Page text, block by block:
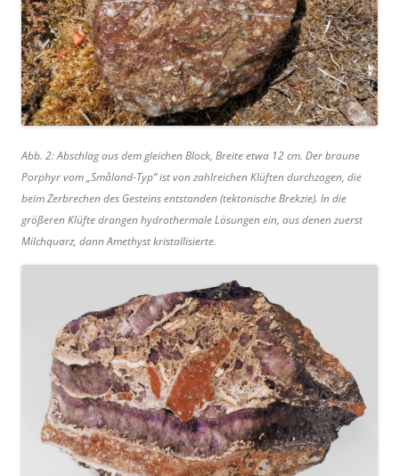
Abb. 2: Abschlag aus dem gleichen Block, Breite etwa 12 cm. Der braune
Porphyr vom „Småland-Typ“ ist von zahlreichen Klüften durchzogen, die
beim Zerbrechen des Gesteins entstanden (tektonische Brekzie). In die
größeren Klüfte drangen hydrothermale Lösungen ein, aus denen zuerst
Milchquarz, dann Amethyst kristallisierte.